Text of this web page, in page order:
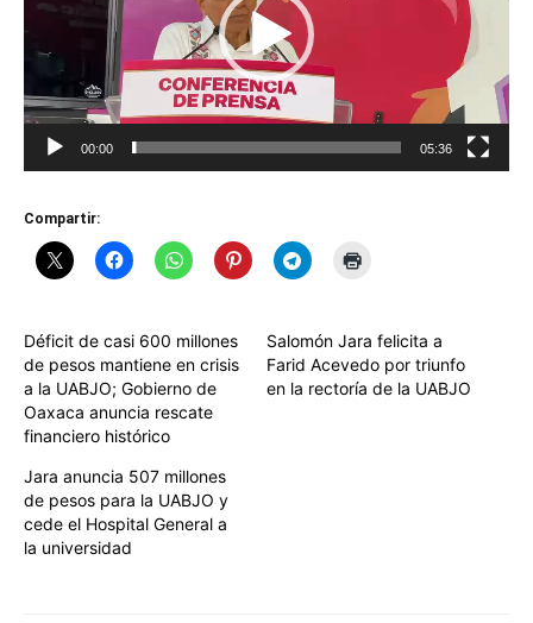
00:00 05:36
Compartir:
Déficit de casi 600 millones
de pesos mantiene en crisis
a la UABJO; Gobierno de
Oaxaca anuncia rescate
financiero histórico
Salomón Jara felicita a
Farid Acevedo por triunfo
en la rectoría de la UABJO
Jara anuncia 507 millones
de pesos para la UABJO y
cede el Hospital General a
la universidad